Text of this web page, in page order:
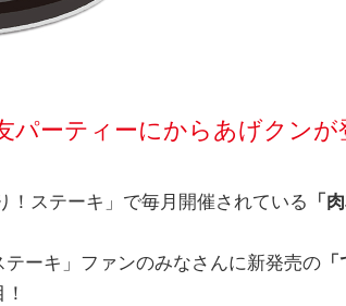
パーティーにからあげクンが
！ステーキ」で毎月開催されている 「
ーキ」ファンのみなさんに新発売の